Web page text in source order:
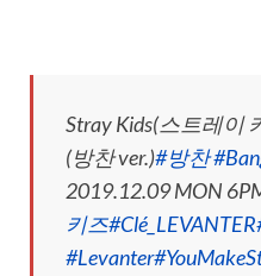
Stray Kids(스트레이
(방찬 ver.)#방찬
2019.12.09 MON
키즈#Clé_LEVANTER
#Levanter